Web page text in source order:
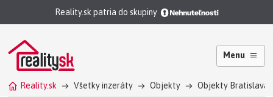
Reality.sk patria do skupiny
Menu
Reality.sk Všetky inzeráty Objekty Objekty